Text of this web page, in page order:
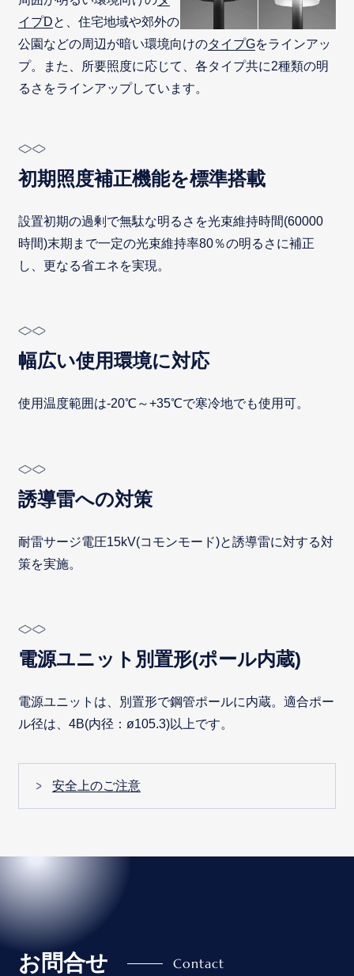
イプDと、住宅地域や郊外の
公園などの周辺が暗い環境向けのタイプGをラインアッ
プ。また、所要照度に応じて、各タイプ共に2種類の明
るさをラインアップしています。
初期照度補正機能を標準搭載
設置初期の過剰で無駄な明るさを光束維持時間(60000
時間)末期まで一定の光束維持率80％の明るさに補正
し、更なる省エネを実現。
幅広い使用環境に対応
使用温度範囲は-20℃～+35℃で寒冷地でも使用可。
誘導雷への対策
耐雷サージ電圧15kV(コモンモード)と誘導雷に対する対
策を実施。
電源ユニット別置形(ポール内蔵)
電源ユニットは、別置形で鋼管ポールに内蔵。適合ポー
ル径は、4B(内径：ø105.3)以上です。
安全上のご注意
お問合せ